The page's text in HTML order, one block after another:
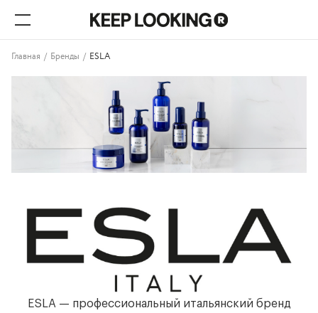
Главная / Бренды / ESLA
ESLA — профессиональный итальянский бренд